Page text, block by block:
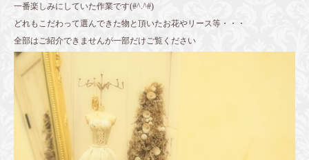
一番楽しみにしていた作業です(#^.^#)
どれもこだわって選んできた物と頂いたお花やリース等・・・
全部はご紹介できませんが一部だけご覧ください